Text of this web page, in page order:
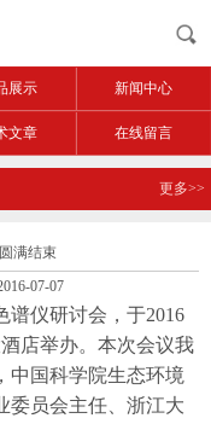
展示 新闻中心
文章 在线留言
更多>>
满结束
07-07
谱仪研讨会，于2016
店举办。本次会议我
中国科学院生态环境
委员会主任、浙江大